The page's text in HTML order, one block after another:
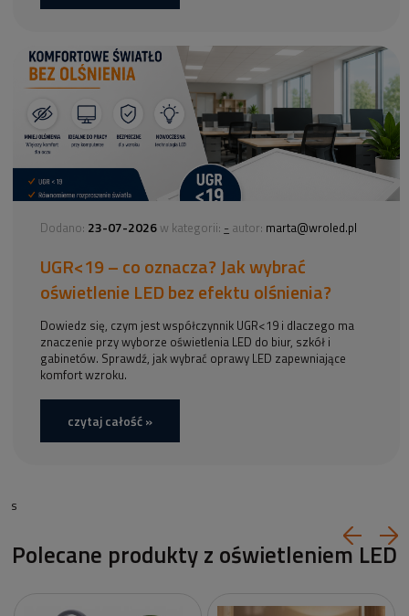
Dodano: 23-07-2026 w kategorii: - autor: marta@wroled.pl
UGR<19 – co oznacza? Jak wybrać
oświetlenie LED bez efektu olśnienia?
Dowiedz się, czym jest współczynnik UGR<19 i dlaczego ma
znaczenie przy wyborze oświetlenia LED do biur, szkół i
gabinetów. Sprawdź, jak wybrać oprawy LED zapewniające
komfort wzroku.
czytaj całość »
s
Polecane produkty z oświetleniem LED